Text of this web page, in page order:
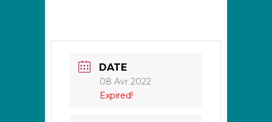
DATE
08 Avr 2022
Expired!